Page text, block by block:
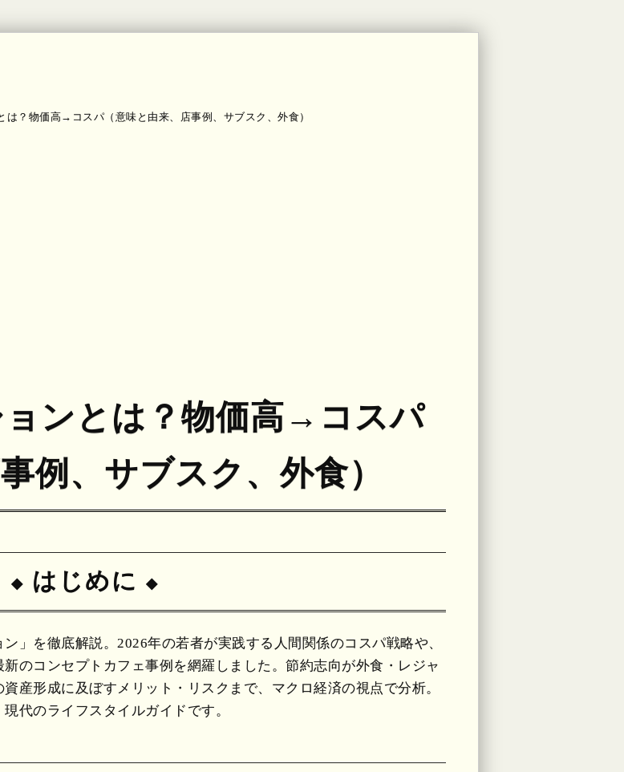
？物価高→コスパ（意味と由来、店事例、サブスク、外食）
ンとは？物価高→コスパ
例、サブスク、外食）
はじめに
」を徹底解説。2026年の若者が実践する人間関係のコスパ戦略や、
のコンセプトカフェ事例を網羅しました。節約志向が外食・レジャ
産形成に及ぼすメリット・リスクまで、マクロ経済の視点で分析。
代のライフスタイルガイドです。